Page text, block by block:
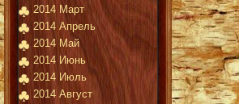
2014 Март
2014 Апрель
2014 Май
2014 Июнь
2014 Июль
2014 Август